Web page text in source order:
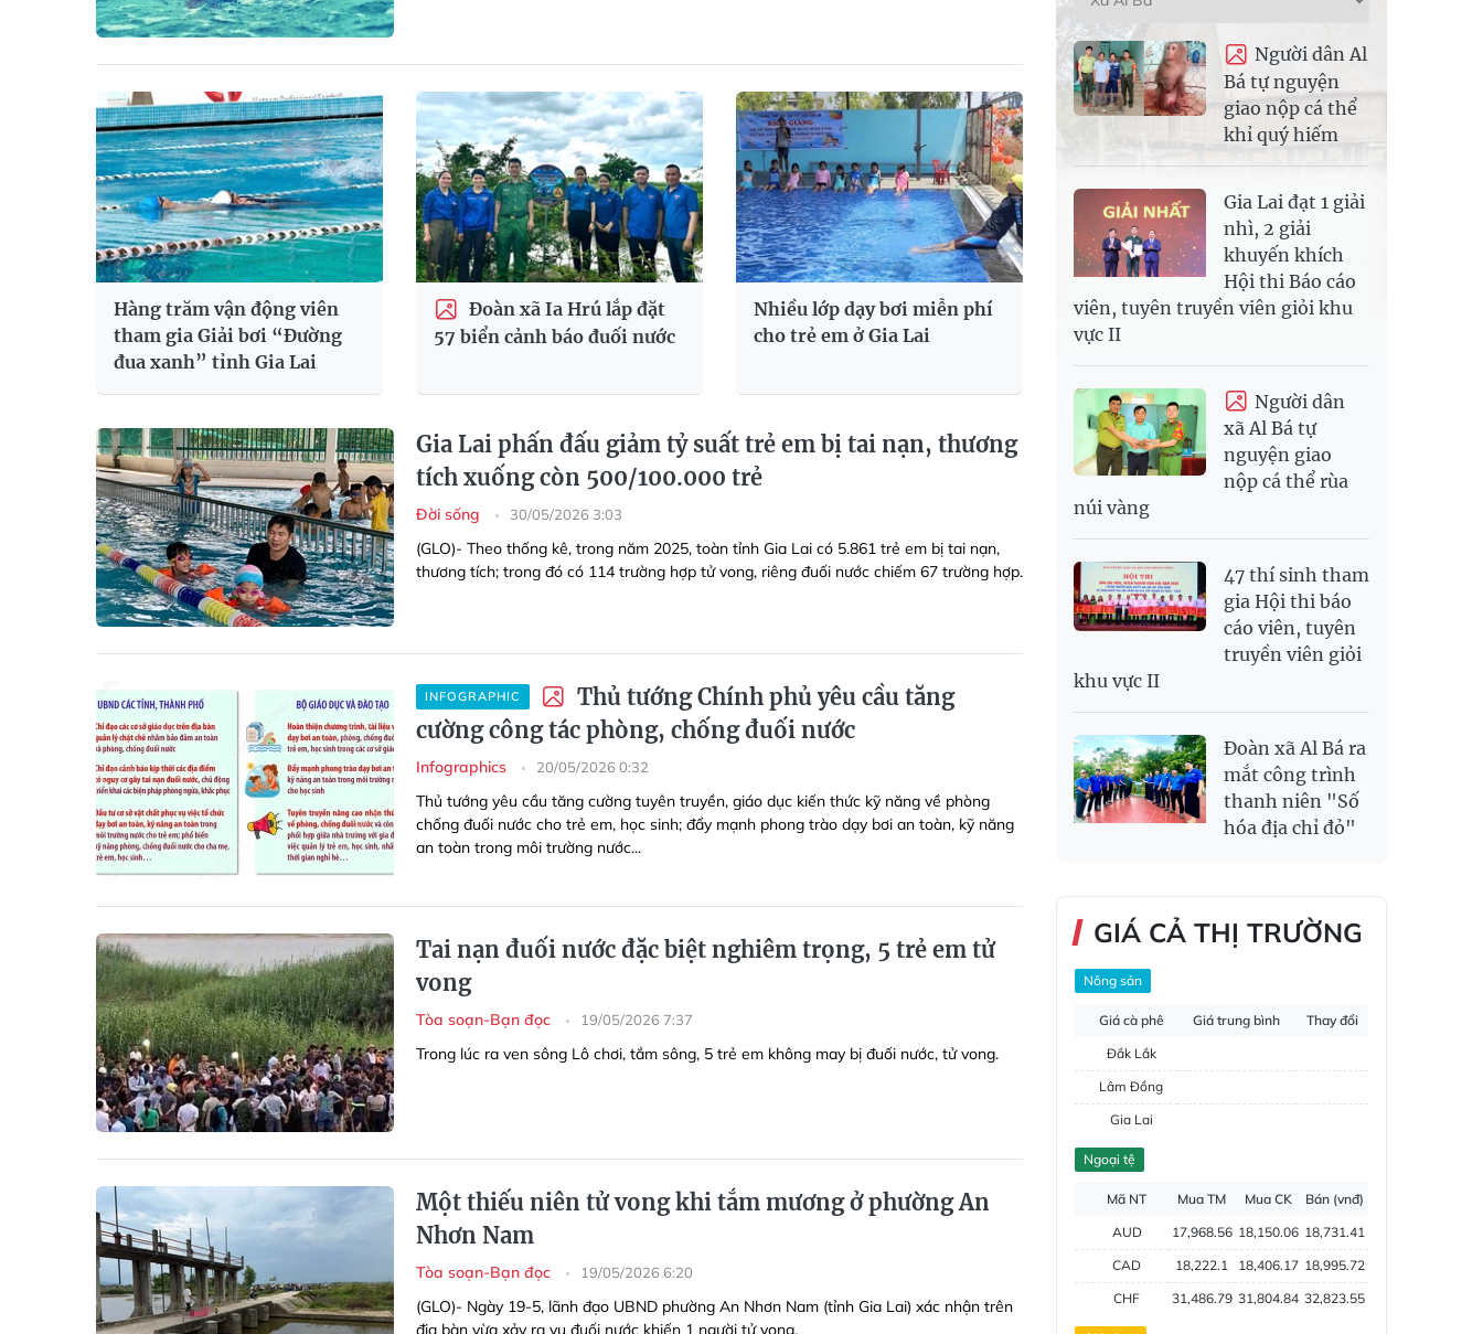
Hàng trăm vận động viên
tham gia Giải bơi “Đường
đua xanh” tỉnh Gia Lai
Đoàn xã Ia Hrú lắp đặt
57 biển cảnh báo đuối nước
Nhiều lớp dạy bơi miễn phí
cho trẻ em ở Gia Lai
Gia Lai phấn đấu giảm tỷ suất trẻ em bị tai nạn, thương
tích xuống còn 500/100.000 trẻ
Đời sống 30/05/2026 3:03
(GLO)- Theo thống kê, trong năm 2025, toàn tỉnh Gia Lai có 5.861 trẻ em bị tai nạn,
thương tích; trong đó có 114 trường hợp tử vong, riêng đuối nước chiếm 67 trường hợp.
INFOGRAPHIC
Thủ tướng Chính phủ yêu cầu tăng
cường công tác phòng, chống đuối nước
Infographics 20/05/2026 0:32
Thủ tướng yêu cầu tăng cường tuyên truyền, giáo dục kiến thức kỹ năng về phòng
chống đuối nước cho trẻ em, học sinh; đẩy mạnh phong trào dạy bơi an toàn, kỹ năng
an toàn trong môi trường nước...
Tai nạn đuối nước đặc biệt nghiêm trọng, 5 trẻ em tử
vong
Tòa soạn-Bạn đọc 19/05/2026 7:37
Trong lúc ra ven sông Lô chơi, tắm sông, 5 trẻ em không may bị đuối nước, tử vong.
Một thiếu niên tử vong khi tắm mương ở phường An
Nhơn Nam
Tòa soạn-Bạn đọc 19/05/2026 6:20
(GLO)- Ngày 19-5, lãnh đạo UBND phường An Nhơn Nam (tỉnh Gia Lai) xác nhận trên
địa bàn vừa xảy ra vụ đuối nước khiến 1 người tử vong.
Người dân Al
Bá tự nguyện
giao nộp cá thể
khỉ quý hiếm
Gia Lai đạt 1 giải
nhì, 2 giải
khuyến khích
Hội thi Báo cáo
viên, tuyên truyền viên giỏi khu
vực II
Người dân
xã Al Bá tự
nguyện giao
nộp cá thể rùa
núi vàng
47 thí sinh tham
gia Hội thi báo
cáo viên, tuyên
truyền viên giỏi
khu vực II
Đoàn xã Al Bá ra
mắt công trình
thanh niên "Số
hóa địa chỉ đỏ"
GIÁ CẢ THỊ TRƯỜNG
Nông sản
Giá cà phê Giá trung bình
Thay đổi
Đắk Lắk
Lâm Đồng
Gia Lai
Đắk Nông
Ngoại tệ
Mã NT Mua TM Mua CK
Bán (vnđ)
AUD
17,968.56 18,150.06 18,731.41
CAD
18,222.1 18,406.17 18,995.72
CHF
31,486.79 31,804.84 32,823.55